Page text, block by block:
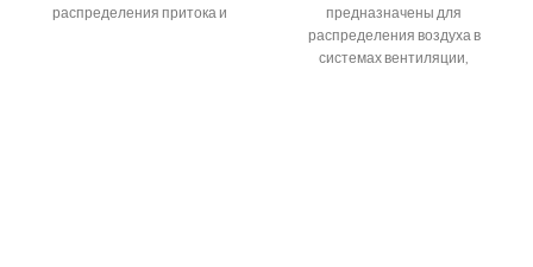
распределения притока и
предназначены для
распределения воздуха в
системах вентиляции,